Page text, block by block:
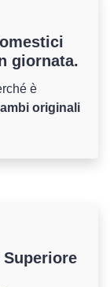
giornata.
è
originali
Superiore